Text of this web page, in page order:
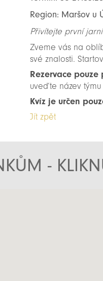
Region: Maršov u
Přivítejte první
Zveme vás na
své znalosti.
Rezervace pouze
uveďte název
Kvíz je určen
Jít zpět
-